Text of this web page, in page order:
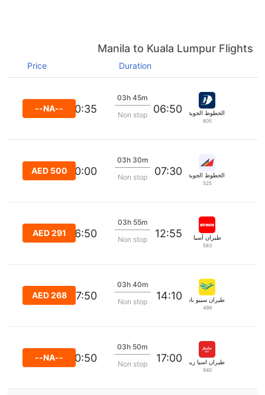
Manila to Kuala Lumpur Flights
Duration
Price
الخطوط الجوية الماليزية
805
06:50
03h 45m
Non stop
10:35
--NA--
الخطوط الجوية الفلبينية
525
07:30
03h 30m
Non stop
11:00:00
AED 500
طيران آسيا
583
12:55
03h 55m
Non stop
16:50
AED 291
طيران سيبو باسفيك
499
14:10
03h 40m
Non stop
17:50
AED 268
طيران اسيا زيست
940
17:00
03h 50m
Non stop
20:50
--NA--